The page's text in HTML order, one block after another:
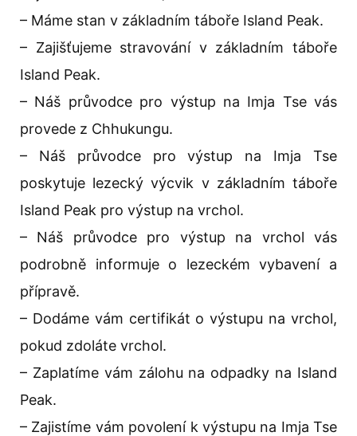
– Máme stan v základním táboře Island Peak.
– Zajišťujeme stravování v základním táboře
Island Peak.
– Náš průvodce pro výstup na Imja Tse vás
provede z Chhukungu.
– Náš průvodce pro výstup na Imja Tse
poskytuje lezecký výcvik v základním táboře
Island Peak pro výstup na vrchol.
– Náš průvodce pro výstup na vrchol vás
podrobně informuje o lezeckém vybavení a
přípravě.
– Dodáme vám certifikát o výstupu na vrchol,
pokud zdoláte vrchol.
– Zaplatíme vám zálohu na odpadky na Island
Peak.
– Zajistíme vám povolení k výstupu na Imja Tse